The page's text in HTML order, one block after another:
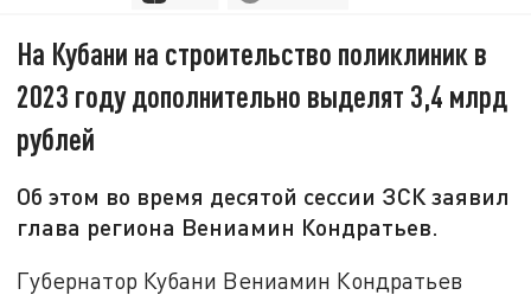
На Кубани на строительство поликлиник в
2023 году дополнительно выделят 3,4 млрд
рублей
Об этом во время десятой сессии ЗСК заявил
глава региона Вениамин Кондратьев.
Губернатор Кубани Вениамин Кондратьев